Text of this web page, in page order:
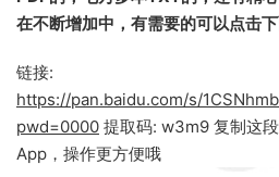
在不断增加中，有需要的可以点击
链接:
https://pan.baidu.com/s/
pwd=0000 提取码: w3m9 复制这
App，操作更方便哦